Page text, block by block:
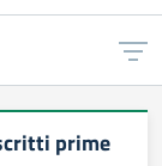
prime